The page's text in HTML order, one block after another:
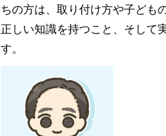
ちの方は、取り付け方や子ども
正しい知識を持つこと、そして
す。